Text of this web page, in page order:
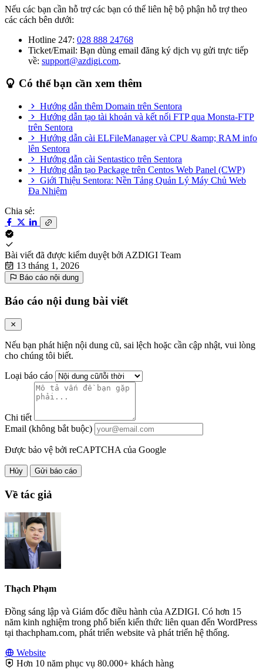
Nếu các bạn cần hỗ trợ các bạn có thể liên hệ bộ phận hỗ trợ theo
các cách bên dưới:
Hotline 247: 028 888 24768
Ticket/Email: Bạn dùng email đăng ký dịch vụ gửi trực tiếp
về: support@azdigi.com.
Có thể bạn cần xem thêm
Hướng dẫn thêm Domain trên Sentora
Hướng dẫn tạo tài khoản và kết nối FTP qua Monsta-FTP
trên Sentora
Hướng dẫn cài ELFileManager và CPU &amp; RAM info
lên Sentora
Hướng dẫn cài Sentastico trên Sentora
Hướng dẫn tạo Package trên Centos Web Panel (CWP)
Giới Thiệu Sentora: Nền Tảng Quản Lý Máy Chủ Web
Đa Nhiệm
Chia sẻ:
Bài viết đã được kiểm duyệt bởi AZDIGI Team
13 tháng 1, 2026
Báo cáo nội dung
Báo cáo nội dung bài viết
Nếu bạn phát hiện nội dung cũ, sai lệch hoặc cần cập nhật, vui lòng
cho chúng tôi biết.
Loại báo cáo
Chi tiết
Email (không bắt buộc)
Được bảo vệ bởi reCAPTCHA của Google
Hủy Gửi báo cáo
Về tác giả
Thạch Phạm
Đồng sáng lập và Giám đốc điều hành của AZDIGI. Có hơn 15
năm kinh nghiệm trong phổ biến kiến thức liên quan đến WordPress
tại thachpham.com, phát triển website và phát triển hệ thống.
Website
Hơn 10 năm phục vụ 80.000+ khách hàng